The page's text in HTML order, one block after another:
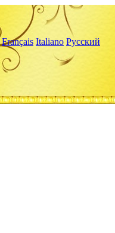
Français Italiano Русский